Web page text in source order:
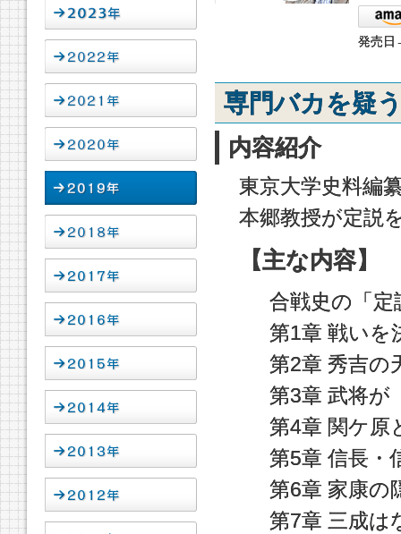
発売日
専門バカを疑
内容紹介
東京大学史料編
本郷教授が定説
【主な内容】
合戦史の「
第1章 戦いを
第2章 秀吉の
第3章 武将が
第4章 関ケ原
第5章 信長・
第6章 家康の
第7章 三成は